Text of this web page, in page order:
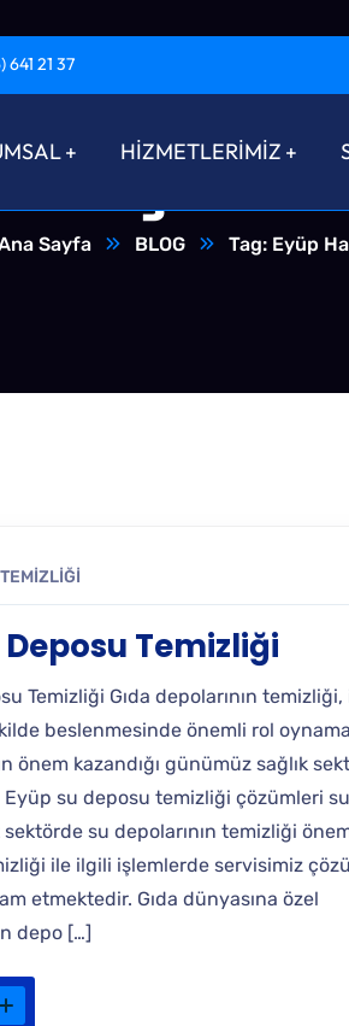
641 21 37
HİZMETLERİMİZ
Haşere
Sayfa BLOG Tag: Eyüp
Deposu Temizliği
Temizliği Gıda depolarının temizliği,
beslenmesinde önemli rol
önem kazandığı günümüz sağlık
su deposu temizliği çözümleri
su depolarının temizliği
ile ilgili işlemlerde servisimiz
etmektedir. Gıda dünyasına özel
depo […]